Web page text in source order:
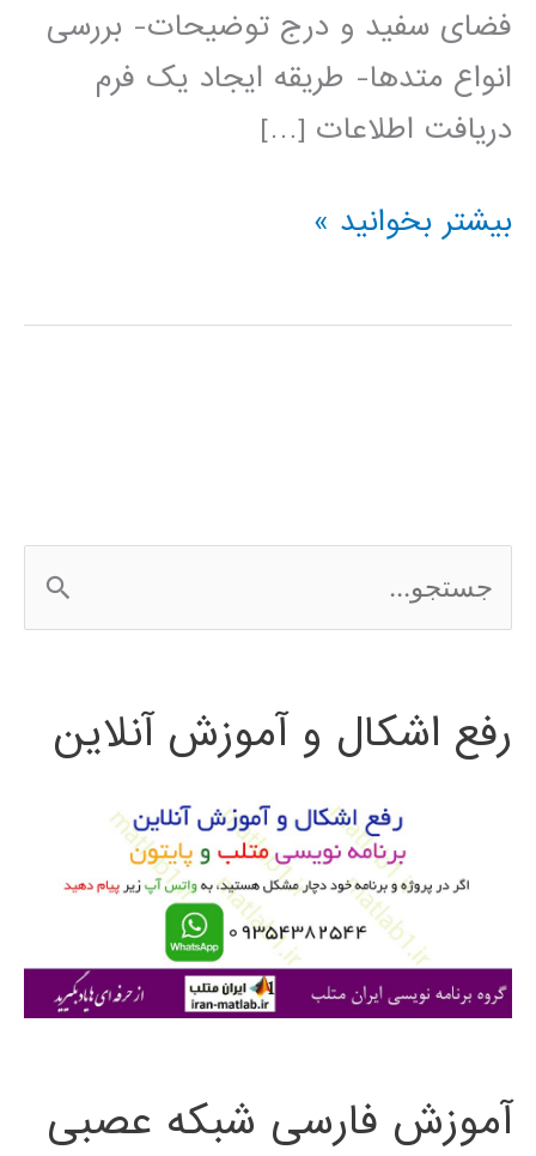
فضای سفید و درج توضیحات- بررسی
انواع متدها- طریقه ایجاد یک فرم
دریافت اطلاعات […]
فیلم
فارسی
بیشتر بخوانید »
س
ج
ی
رفع اشکال و آموزش آنلاین
آموزش فارسی شبکه عصبی